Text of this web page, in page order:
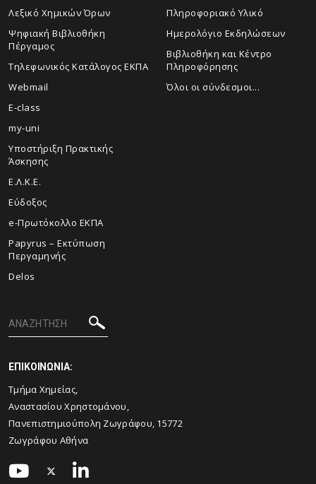
Λεξικό Χημικών Όρων
Ψηφιακή Βιβλιοθήκη
Πέργαμος
Τηλεφωνικός Κατάλογος ΕΚΠΑ
Webmail
E-class
my-uni
Υποστήριξη Πρακτικής
Άσκησης
Ε.Λ.Κ.Ε.
Εύδοξος
e-Πρωτόκολλο ΕΚΠΑ
Papyrus – Εκτύπωση
Περγαμηνής
Delos
Πληροφοριακό Υλικό
Ημερολόγιο Εκδηλώσεων
Βιβλιοθήκη και Κέντρο
Πληροφόρησης
Όλοι οι σύνδεσμοι...
ΕΠΙΚΟΙΝΩΝΙΑ:
Τμήμα Χημείας,
Αναστασίου Χρηστομάνου,
Πανεπιστημιούπολη Ζωγράφου, 15772
Ζωγράφου Αθήνα